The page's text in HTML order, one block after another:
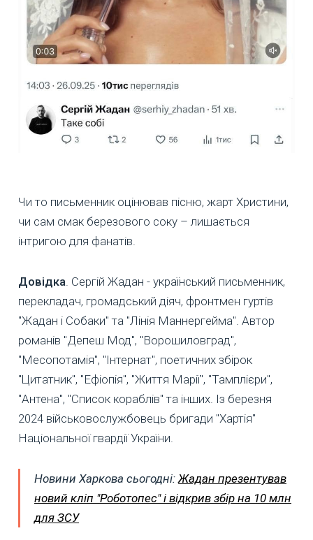
Чи то письменник оцінював пісню, жарт Христини,
чи сам смак березового соку – лишається
інтригою для фанатів.
Довідка. Сергій Жадан - український письменник,
перекладач, громадський діяч, фронтмен гуртів
"Жадан і Собаки" та "Лінія Маннергейма". Автор
романів "Депеш Мод", "Ворошиловград",
"Месопотамія", "Інтернат", поетичних збірок
"Цитатник", "Ефіопія", "Життя Марії", "Тамплієри",
"Антена", "Список кораблів" та інших. Із березня
2024 військовослужбовець бригади "Хартія"
Національної гвардії України.
Новини Харкова сьогодні:Жадан презентував
новий кліп "Роботопес" і відкрив збір на 10 млн
для ЗСУ